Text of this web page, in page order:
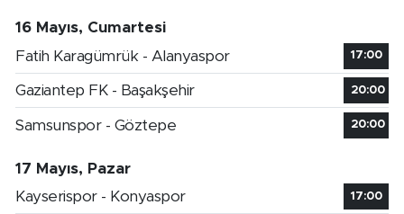
16 Mayıs, Cumartesi
Fatih Karagümrük - Alanyaspor
17:00
Gaziantep FK - Başakşehir 20:00
Samsunspor - Göztepe 20:00
17 Mayıs, Pazar
Kayserispor - Konyaspor
17:00